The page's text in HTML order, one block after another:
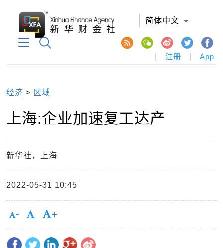
简体中文
注册 App
经济 > 区域
上海:企业加速复工达产
新华社，上海
2022-05-31 10:45